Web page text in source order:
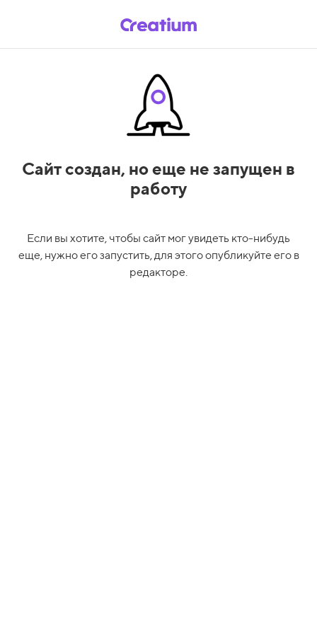
Сайт создан, но еще не запущен в
работу
Если вы хотите, чтобы сайт мог увидеть кто-нибудь
еще, нужно его запустить, для этого опубликуйте его в
редакторе.